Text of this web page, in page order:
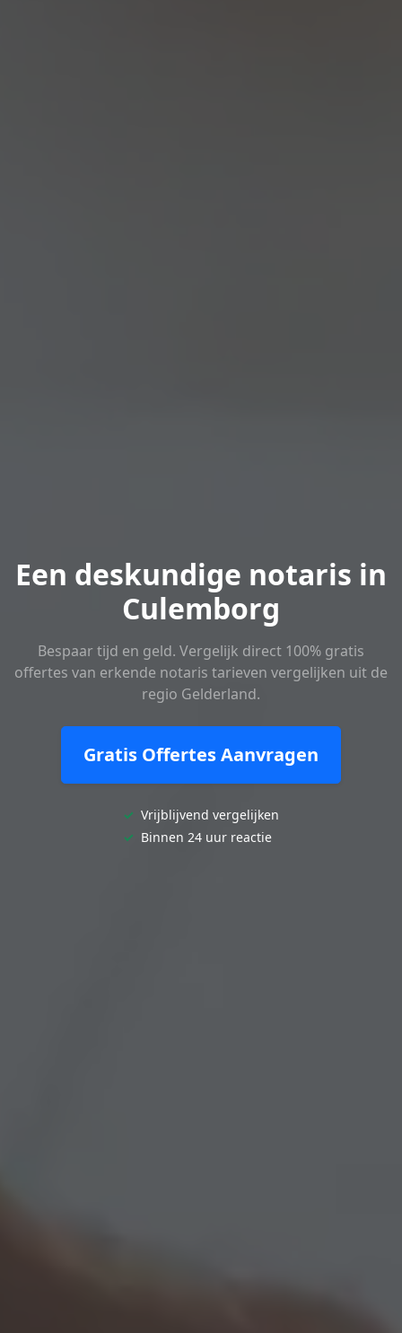
Een deskundige notaris in
Culemborg
Bespaar tijd en geld. Vergelijk direct 100% gratis
offertes van erkende notaris tarieven vergelijken uit de
regio Gelderland.
Gratis Offertes Aanvragen
✓ Vrijblijvend vergelijken
✓ Binnen 24 uur reactie